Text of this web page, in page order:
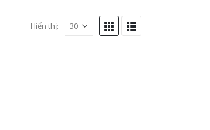
Hiển thị: